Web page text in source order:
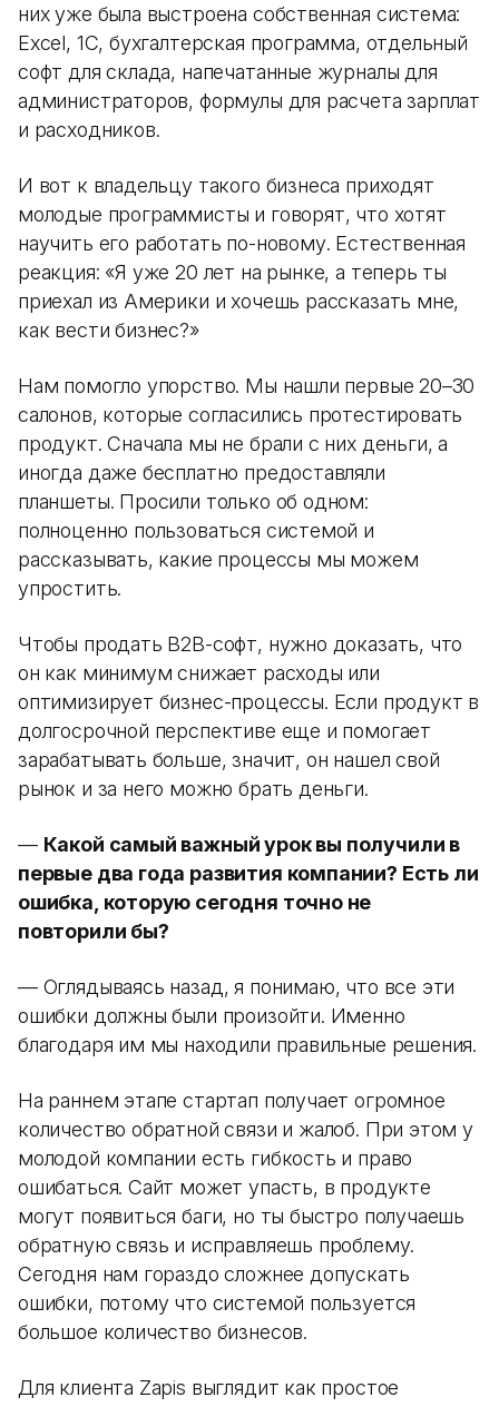
них уже была выстроена собственная система:
Excel, 1С, бухгалтерская программа, отдельный
софт для склада, напечатанные журналы для
администраторов, формулы для расчета зарплат
и расходников.
И вот к владельцу такого бизнеса приходят
молодые программисты и говорят, что хотят
научить его работать по-новому. Естественная
реакция: «Я уже 20 лет на рынке, а теперь ты
приехал из Америки и хочешь рассказать мне,
как вести бизнес?»
Нам помогло упорство. Мы нашли первые 20–30
салонов, которые согласились протестировать
продукт. Сначала мы не брали с них деньги, а
иногда даже бесплатно предоставляли
планшеты. Просили только об одном:
полноценно пользоваться системой и
рассказывать, какие процессы мы можем
упростить.
Чтобы продать B2B-софт, нужно доказать, что
он как минимум снижает расходы или
оптимизирует бизнес-процессы. Если продукт в
долгосрочной перспективе еще и помогает
зарабатывать больше, значит, он нашел свой
рынок и за него можно брать деньги.
— Какой самый важный урок вы получили в
первые два года развития компании? Есть ли
ошибка, которую сегодня точно не
повторили бы?
— Оглядываясь назад, я понимаю, что все эти
ошибки должны были произойти. Именно
благодаря им мы находили правильные решения.
На раннем этапе стартап получает огромное
количество обратной связи и жалоб. При этом у
молодой компании есть гибкость и право
ошибаться. Сайт может упасть, в продукте
могут появиться баги, но ты быстро получаешь
обратную связь и исправляешь проблему.
Сегодня нам гораздо сложнее допускать
ошибки, потому что системой пользуется
большое количество бизнесов.
Для клиента Zapis выглядит как простое